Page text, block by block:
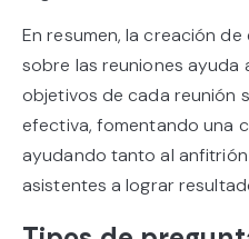
En resumen, la creación
sobre las reuniones ayuda
objetivos de cada reunión
efectiva, fomentando una
ayudando tanto al
asistentes a lograr